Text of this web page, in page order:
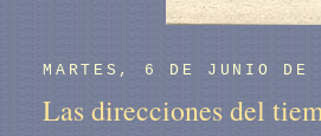
MARTES, 6 DE JUNIO DE
Las direcciones del